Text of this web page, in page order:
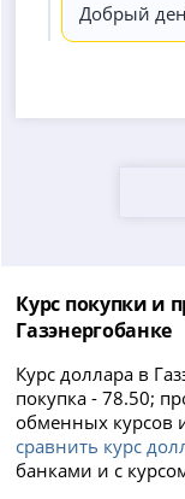
Добрый
Курс покупки и
Газэнергобанке
Курс доллара в
покупка - 78.50;
обменных курсов
сравнить курс
банками и с